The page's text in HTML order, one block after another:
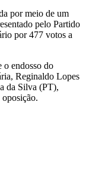
por meio de um
pelo Partido
por 477 votos a
o endosso do
Reginaldo Lopes
da Silva (PT),